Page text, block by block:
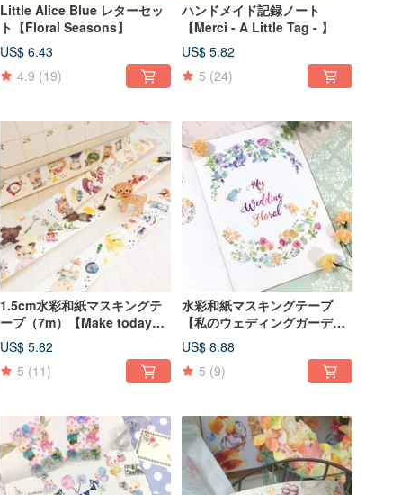
Little Alice Blue レターセッ
ト【Floral Seasons】
US$ 6.43
4.9 (19)
ハンドメイド記録ノート
【Merci - A Little Tag - 】
US$ 5.82
5 (24)
1.5cm水彩和紙マスキングテ
ープ（7m）【Make today
great】
US$ 5.82
5 (11)
水彩和紙マスキングテープ
【私のウェディングガーデ
ン】
US$ 8.88
5 (9)